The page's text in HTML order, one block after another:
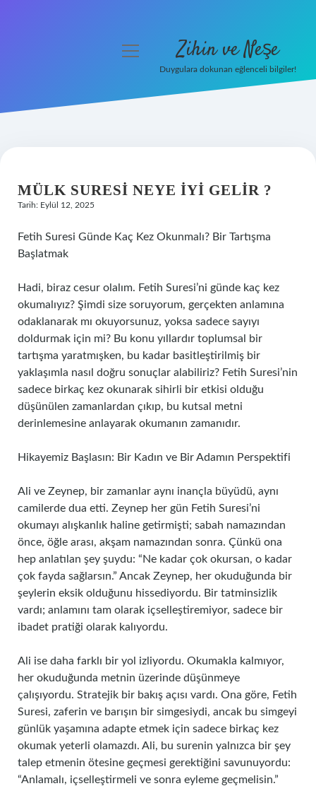
Hakkımızda
menüyü
Zihin ve Neşe
Duygulara dokunan eğlenceli bilgiler!
MÜLK SURESI NEYE IYI GELIR ?
Tarih: Eylül 12, 2025
Fetih Suresi Günde Kaç Kez Okunmalı? Bir Tartışma
Başlatmak
Hadi, biraz cesur olalım. Fetih Suresi’ni günde kaç kez
okumalıyız? Şimdi size soruyorum, gerçekten anlamına
odaklanarak mı okuyorsunuz, yoksa sadece sayıyı
doldurmak için mi? Bu konu yıllardır toplumsal bir
tartışma yaratmışken, bu kadar basitleştirilmiş bir
yaklaşımla nasıl doğru sonuçlar alabiliriz? Fetih Suresi’nin
sadece birkaç kez okunarak sihirli bir etkisi olduğu
düşünülen zamanlardan çıkıp, bu kutsal metni
derinlemesine anlayarak okumanın zamanıdır.
Hikayemiz Başlasın: Bir Kadın ve Bir Adamın Perspektifi
Ali ve Zeynep, bir zamanlar aynı inançla büyüdü, aynı
camilerde dua etti. Zeynep her gün Fetih Suresi’ni
okumayı alışkanlık haline getirmişti; sabah namazından
önce, öğle arası, akşam namazından sonra. Çünkü ona
hep anlatılan şey şuydu: “Ne kadar çok okursan, o kadar
çok fayda sağlarsın.” Ancak Zeynep, her okuduğunda bir
şeylerin eksik olduğunu hissediyordu. Bir tatminsizlik
vardı; anlamını tam olarak içselleştiremiyor, sadece bir
ibadet pratiği olarak kalıyordu.
Ali ise daha farklı bir yol izliyordu. Okumakla kalmıyor,
her okuduğunda metnin üzerinde düşünmeye
çalışıyordu. Stratejik bir bakış açısı vardı. Ona göre, Fetih
Suresi, zaferin ve barışın bir simgesiydi, ancak bu simgeyi
günlük yaşamına adapte etmek için sadece birkaç kez
okumak yeterli olamazdı. Ali, bu surenin yalnızca bir şey
talep etmenin ötesine geçmesi gerektiğini savunuyordu:
“Anlamalı, içselleştirmeli ve sonra eyleme geçmelisin.”